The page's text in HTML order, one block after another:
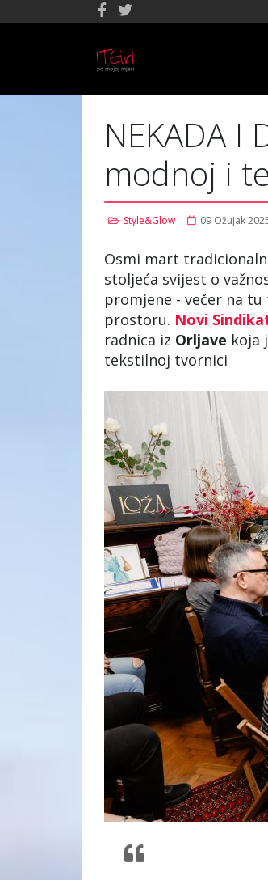
NEKADA I
modnoj i
Style&Glow 09 Ožujak
Osmi mart
stoljeća svijest o
promjene - večer na
prostoru. Novi
radnica iz Orljave koja
tekstilnoj tvornici